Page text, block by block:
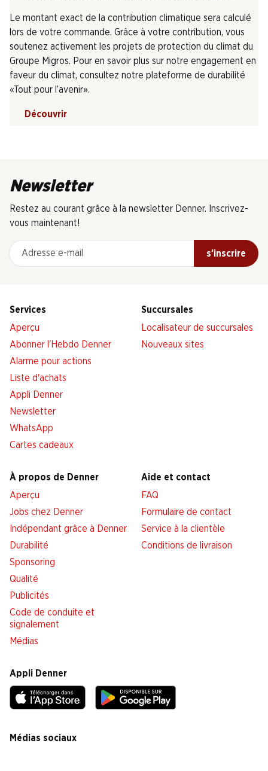
Le montant exact de la contribution climatique sera calculé
lors de votre commande. Grâce à votre contribution, vous
soutenez activement les projets de protection du climat du
Groupe Migros. Pour en savoir plus sur notre engagement en
faveur du climat, consultez notre plateforme de durabilité
«Tout pour l’avenir».
Découvrir
Newsletter
Restez au courant grâce à la newsletter Denner. Inscrivez-
vous maintenant!
Adresse e-mail
s’inscrire
Services
Aperçu
Abonner l'Hebdo Denner
Alarme pour actions
Liste d'achats
Appli Denner
Newsletter
WhatsApp
Cartes cadeaux
Succursales
Localisateur de succursales
Nouveaux sites
À propos de Denner
Aperçu
Jobs chez Denner
Indépendant grâce à Denner
Durabilité
Sponsoring
Qualité
Publicités
Code de conduite et
signalement
Médias
Aide et contact
FAQ
Formulaire de contact
Service à la clientèle
Conditions de livraison
Appli Denner
Médias sociaux